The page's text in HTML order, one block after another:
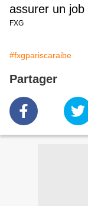
assurer un
FXG
#fxgpariscaraibe
Partager